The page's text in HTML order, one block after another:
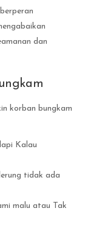
dan
korban bungkam
Kalau
tidak ada
malu atau Tak